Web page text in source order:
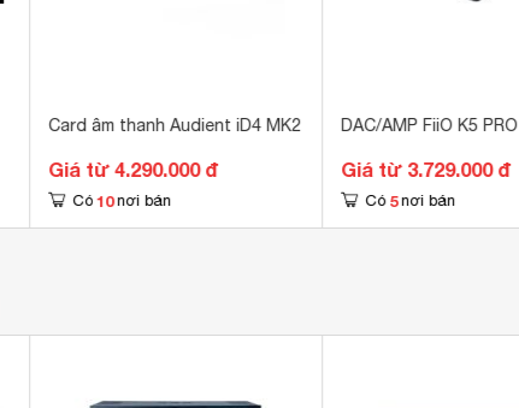
Card âm thanh Audient iD4 MK2
Giá từ 4.290.000 đ
Có 10 nơi bán
DAC/AMP FiiO K5 PRO
Giá từ 3.729.000 đ
Có 5 nơi bán